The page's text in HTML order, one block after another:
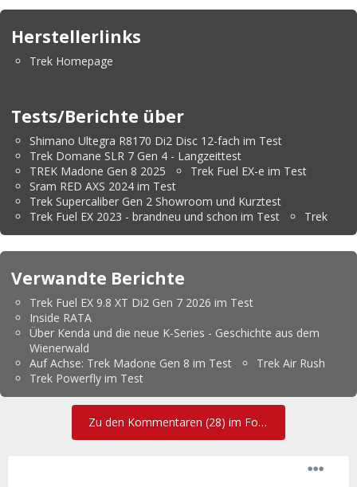
Herstellerlinks
Trek Homepage
Tests/Berichte über
Shimano Ultegra R8170 Di2 Disc 12-fach im Test
Trek Domane SLR 7 Gen 4 - Langzeittest
TREK Madone Gen 8 2025
Trek Fuel EX-e im Test
Sram RED AXS 2024 im Test
Trek Supercaliber Gen 2 Showroom und Kurztest
Trek Fuel EX 2023 - brandneu und schon im Test
Trek
Verwandte Berichte
Trek Fuel EX 9.8 XT Di2 Gen 7 2026 im Test
Inside RATA
Über Kenda und die neue K-Series - Geschichte aus dem
Wienerwald
Auf Achse: Trek Madone Gen 8 im Test
Trek Air Rush
Trek Powerfly im Test
Zu den Kommentaren (28) im Forum